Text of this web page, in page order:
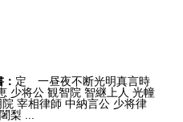
定 一昼夜不断光明真言時
少将公 観智院 智継上人 光幢
宰相律師 中納言公 少将律
梨 ...